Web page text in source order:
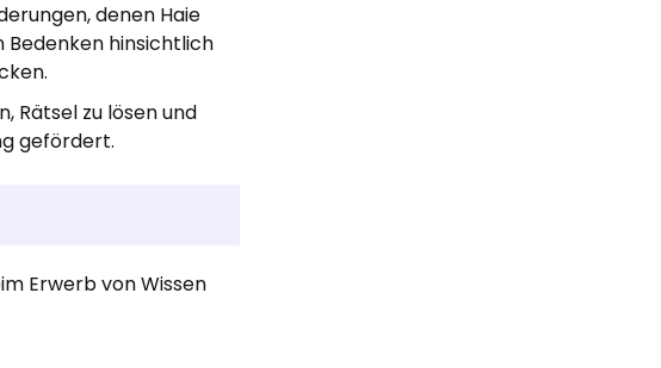
denen Haie
Bedenken hinsichtlich
Rätsel zu lösen und
gefördert.
Erwerb von Wissen